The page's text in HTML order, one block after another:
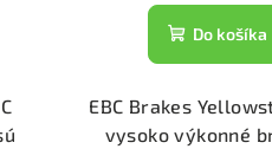
Do košíka
EBC Brakes
vysoko výkonné